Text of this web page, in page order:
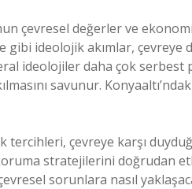
çevresel değerler ve
gibi ideolojik akımlar,
ideolojiler daha çok
savunur.
tercihleri, çevreye karşı
koruma stratejilerini doğrudan
sorunlara nasıl